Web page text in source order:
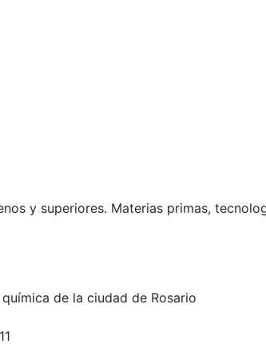
y superiores. Materias primas,
de la ciudad de Rosario